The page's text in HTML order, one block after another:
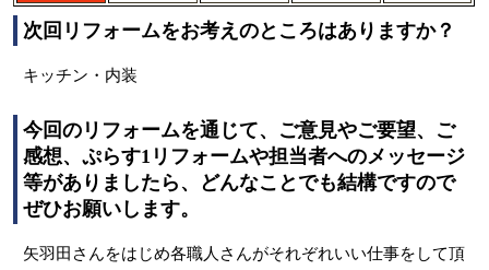
次回リフォームをお考えのところはありますか？
キッチン・内装
今回のリフォームを通じて、ご意見やご要望、ご
感想、ぷらす1リフォームや担当者へのメッセージ
等がありましたら、どんなことでも結構ですので
ぜひお願いします。
矢羽田さんをはじめ各職人さんがそれぞれいい仕事をして頂